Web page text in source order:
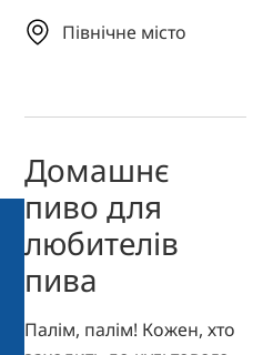
KO
Північне місто
Домашнє
пиво для
любителів
пива
Палім, палім! Кожен, хто